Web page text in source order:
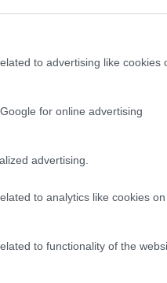
to advertising like cookies
for online advertising
advertising.
to analytics like cookies on
to functionality of the
küzdő
vallási vezetői
homoszexualitás
rákényszerítse az
országban tiltott,
büntetnék a